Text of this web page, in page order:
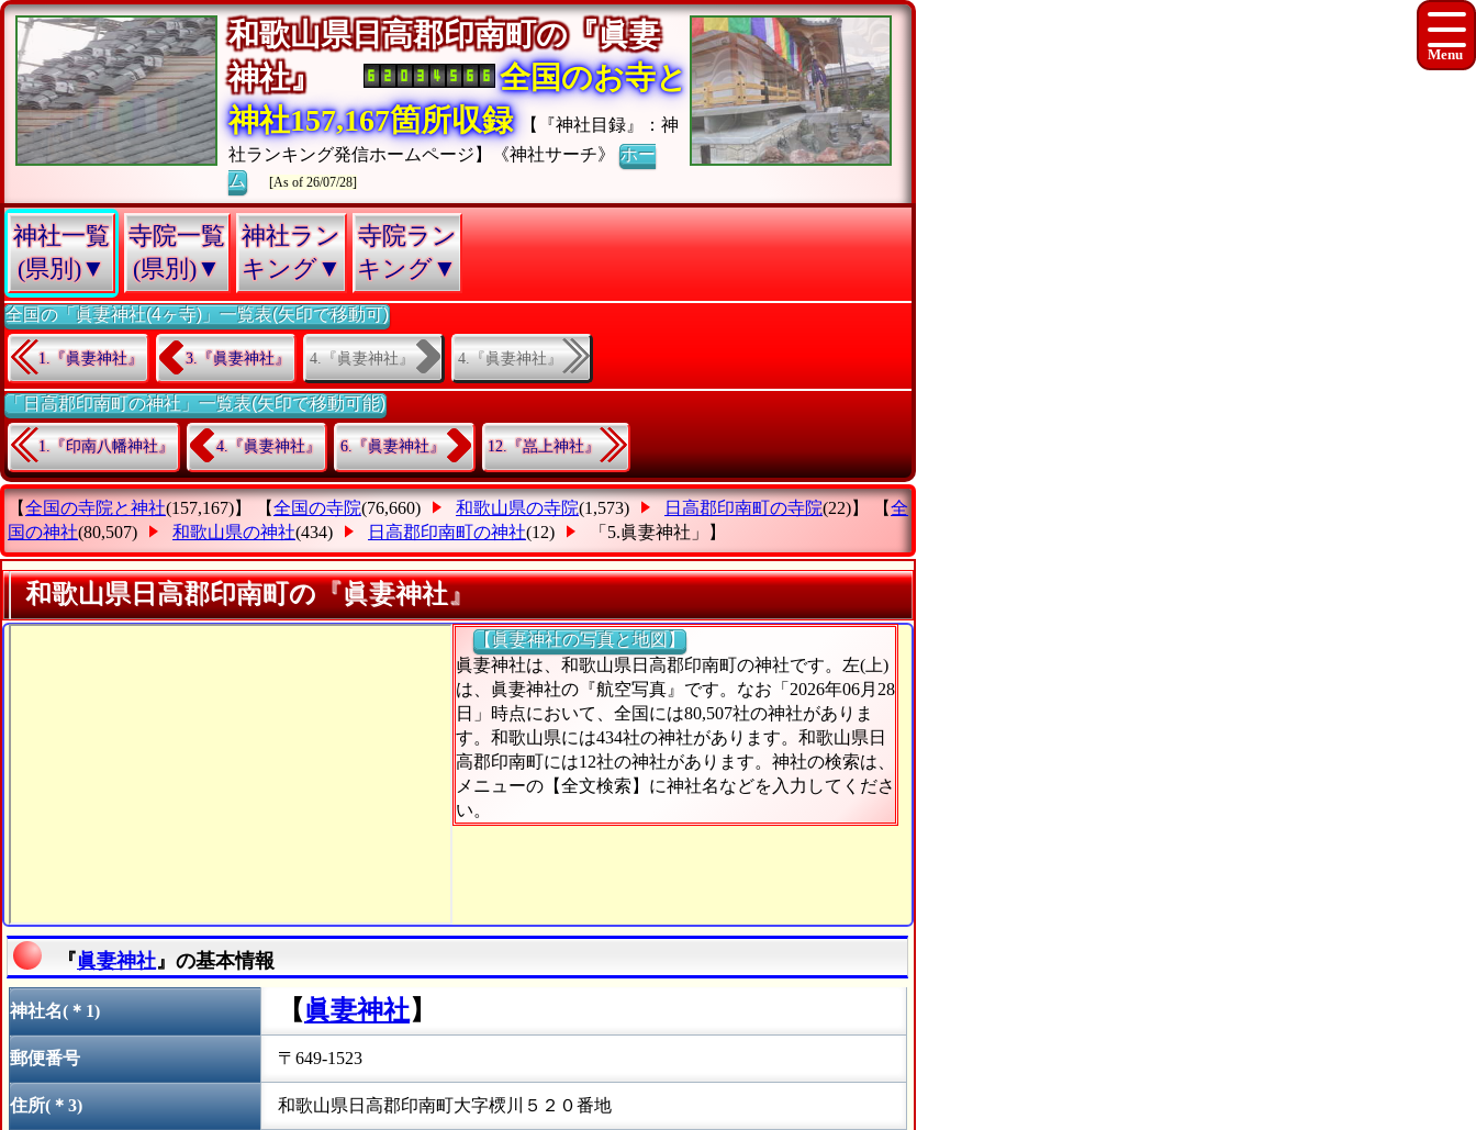
和歌山県日高郡印南町の『眞妻
神社』
全国のお寺と
神社157,167箇所収録
【『神社目録』：神
社ランキング発信ホームページ】《神社サーチ》ホー
ム
[As of 26/07/28]
神社一覧
(県別)▼
寺院一覧
(県別)▼
神社ラン
キング▼
寺院ラン
キング▼
全国の「眞妻神社(4ヶ寺)」一覧表(矢印で移動可)
1.『眞妻神社』 3.『眞妻神社』 4.『眞妻神社』 4.『眞妻神社』
「日高郡印南町の神社」一覧表(矢印で移動可能)
1.『印南八幡神社』 4.『眞妻神社』 6.『眞妻神社』 12.『嵓上神社』
【全国の寺院と神社(157,167)】 【全国の寺院(76,660) 和歌山県の寺院(1,573) 日高郡印南町の寺院(22)】 【全
国の神社(80,507) 和歌山県の神社(434) 日高郡印南町の神社(12) 「5.眞妻神社」 】
和歌山県日高郡印南町の『眞妻神社』
【眞妻神社の写真と地図】
眞妻神社は、和歌山県日高郡印南町の神社です。左(上)
は、眞妻神社の『航空写真』です。なお「2026年06月28
日」時点において、全国には80,507社の神社がありま
す。和歌山県には434社の神社があります。和歌山県日
高郡印南町には12社の神社があります。神社の検索は、
メニューの【全文検索】に神社名などを入力してくださ
い。
『眞妻神社 』の基本情報
神社名(＊1) 【眞妻神社】
郵便番号 〒649-1523
住所(＊3) 和歌山県日高郡印南町大字樮川５２０番地